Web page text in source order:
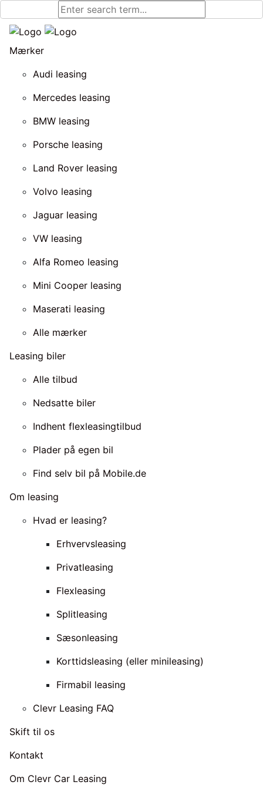
Mærker
Audi leasing
Mercedes leasing
BMW leasing
Porsche leasing
Land Rover leasing
Volvo leasing
Jaguar leasing
VW leasing
Alfa Romeo leasing
Mini Cooper leasing
Maserati leasing
Alle mærker
Leasing biler
Alle tilbud
Nedsatte biler
Indhent flexleasingtilbud
Plader på egen bil
Find selv bil på Mobile.de
Om leasing
Hvad er leasing?
Erhvervsleasing
Privatleasing
Flexleasing
Splitleasing
Sæsonleasing
Korttidsleasing (eller minileasing)
Firmabil leasing
Clevr Leasing FAQ
Skift til os
Kontakt
Om Clevr Car Leasing